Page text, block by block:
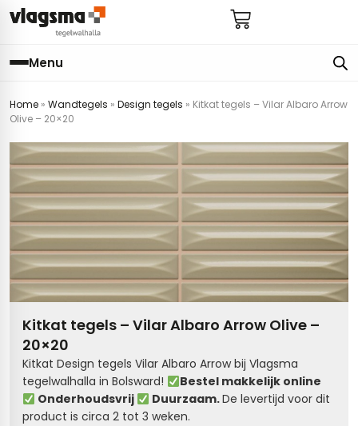
Menu
Home » Wandtegels » Design tegels » Kitkat tegels – Vilar Albaro Arrow
Olive – 20×20
Kitkat tegels – Vilar Albaro Arrow Olive –
20×20
Kitkat Design tegels Vilar Albaro Arrow bij Vlagsma
tegelwalhalla in Bolsward!
Bestel makkelijk online
Onderhoudsvrij
Duurzaam.De levertijd voor dit
product is circa 2 tot 3 weken.
badkamer
hal
keuken
toilet
woonkamer
badkamer
bijkeuken
keuken
hal
toilet
(tot €25)